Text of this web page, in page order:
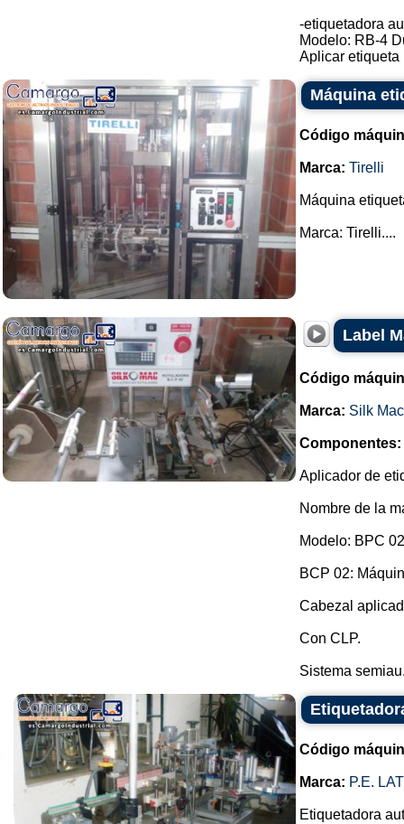
-etiquetadora
Modelo: RB-4
Aplicar etiqueta
Máquina
Código
Marca: Tirelli
Máquina
Marca: Tirelli....
Label
Código
Marca: Silk Mac
Componentes:
Aplicador de
Nombre de la
Modelo: BPC
BCP 02:
Cabezal
Con CLP.
Sistema
Código
Marca: P.E.
Etiquetadora